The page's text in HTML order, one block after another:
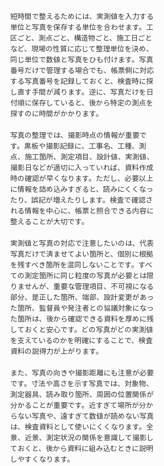
短時間で整えるためには、実測値を入力する
単位と写真を保存する単位を合わせます。工
区ごと、測点ごと、構造物ごと、施工日ごと
など、現場の性質に応じて整理単位を決め、
同じ単位で数値と写真をひも付けます。写真
番号だけで管理する場合でも、帳票側に対応
する写真番号を記録しておくと、検査時に探
し直す手間が減ります。逆に、写真だけを日
付順に保存していると、後から特定の測点を
探すのに時間がかかります。
写真の整理では、撮影時点の情報が重要で
す。黒板や撮影記録に、工事名、工種、測
点、施工箇所、測定項目、設計値、実測値、
撮影日などが適切に入っていれば、資料作成
時の確認が早くなります。ただし、必要以上
に情報を詰め込みすぎると、読みにくくなっ
たり、誤記が増えたりします。検査で確認さ
れる情報を中心に、帳票と照合できる内容に
整えることが大切です。
実測値と写真の対応で注意したいのは、代表
写真だけで済ませてよい箇所と、個別に根拠
を残すべき箇所を混同しないことです。すべ
ての測定箇所に同じ粒度の写真が必要とは限
りませんが、重要な管理項目、不可視になる
部分、是正した箇所、端部、設計変更があっ
た箇所、監督員や発注者との協議対象になっ
た箇所は、後から確認できる資料を厚めに残
しておくと安心です。どの写真がどの実測値
を支えているのかを明確にすることで、検査
資料の説得力が上がります。
また、写真の向きや撮影距離にも注意が必要
です。寸法や高さを示す写真では、対象物、
測定器具、読み取り箇所、周囲の位置関係が
分かることが重要です。近すぎて場所が分か
らない写真や、遠すぎて数値が読めない写真
は、検査資料として使いにくくなります。全
景、近景、測定状況の関係を意識して撮影し
ておくと、後から資料に組み込むときに説明
しやすくなります。